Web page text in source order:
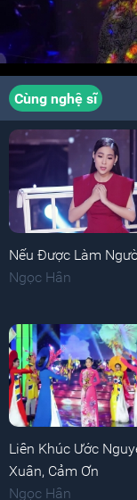
Cùng nghệ sĩ
Nếu Được Làm
Ngọc Hân
Liên Khúc Ước
Xuân, Cảm Ơn
Ngọc Hân